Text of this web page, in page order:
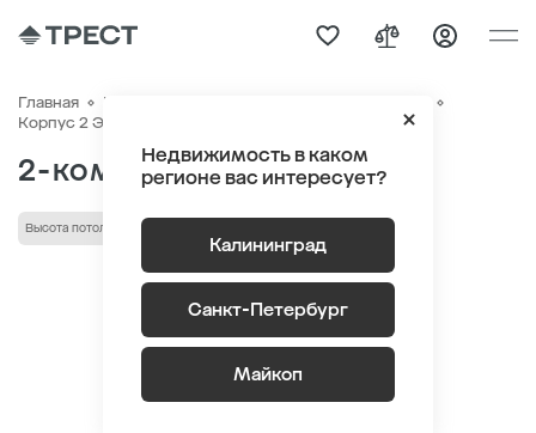
Недвижимость в каком
регионе вас интересует?
Калининград
Санкт-Петербург
Майкоп
Главная Квартиры
Корпус 2 Этаж 2
2-комнатная 57.1 м2
Высота потолка 2,72 м